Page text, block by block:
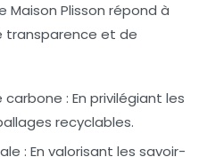
Plisson répond à
transparence et de
carbone : En privilégiant les
recyclables.
: En valorisant les savoir-